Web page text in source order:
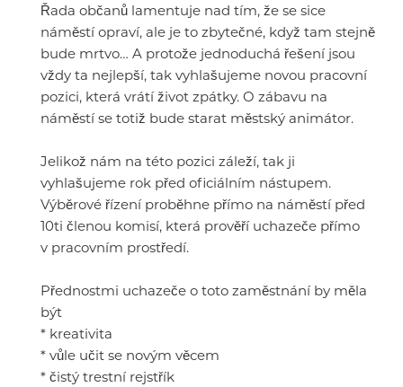
Řada občanů lamentuje nad tím, že se sice
náměstí opraví, ale je to zbytečné, když tam stejně
bude mrtvo… A protože jednoduchá řešení jsou
vždy ta nejlepší, tak vyhlašujeme novou pracovní
pozici, která vrátí život zpátky. O zábavu na
náměstí se totiž bude starat městský animátor.
Jelikož nám na této pozici záleží, tak ji
vyhlašujeme rok před oficiálním nástupem.
Výběrové řízení proběhne přímo na náměstí před
10ti členou komisí, která prověří uchazeče přímo
v pracovním prostředí.
Přednostmi uchazeče o toto zaměstnání by měla
být
* kreativita
* vůle učit se novým věcem
* čistý trestní rejstřík